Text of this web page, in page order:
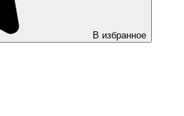
В избранное